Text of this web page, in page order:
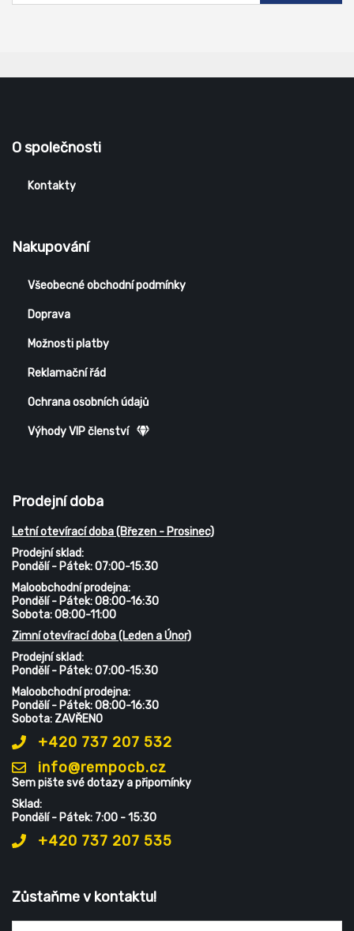
O společnosti
Kontakty
Nakupování
Všeobecné obchodní podmínky
Doprava
Možnosti platby
Reklamační řád
Ochrana osobních údajů
Výhody VIP členství
Prodejní doba
Letní otevírací doba (Březen - Prosinec)
Prodejní sklad:
Pondělí - Pátek: 07:00-15:30
Maloobchodní prodejna:
Pondělí - Pátek: 08:00-16:30
Sobota: 08:00-11:00
Zimní otevírací doba (Leden a Únor)
Prodejní sklad:
Pondělí - Pátek: 07:00-15:30
Maloobchodní prodejna:
Pondělí - Pátek: 08:00-16:30
Sobota: ZAVŘENO
+420 737 207 532
info@rempocb.cz
Sem pište své dotazy a připomínky
Sklad:
Pondělí - Pátek: 7:00 - 15:30
+420 737 207 535
Zůstaňme v kontaktu!